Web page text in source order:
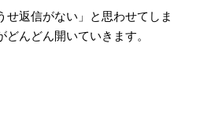
せ返信がない」と思わせてしま
んどん開いていきます。